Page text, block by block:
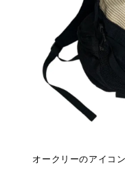
オークリーのアイコ